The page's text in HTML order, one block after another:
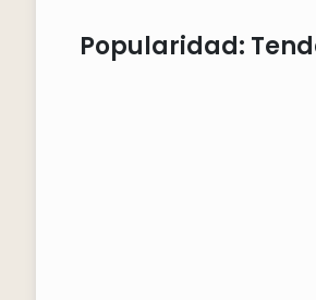
Popularidad: